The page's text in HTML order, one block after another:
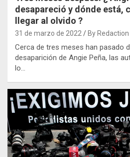
desapareció y dónde está,
llegar al olvido ?
31 de marzo de 2022 By Redaction
Cerca de tres meses han pasado
desaparición de Angie Peña, las
lo…